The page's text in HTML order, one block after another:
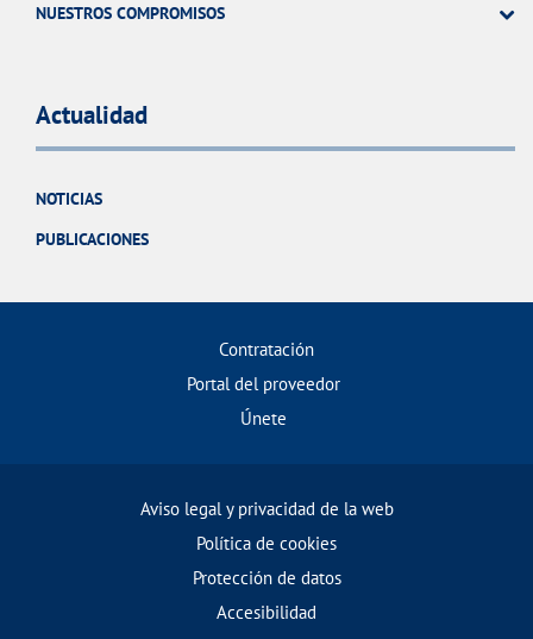
NUESTROS COMPROMISOS
Actualidad
NOTICIAS
PUBLICACIONES
Contratación
Portal del proveedor
Únete
Aviso legal y privacidad de la web
Política de cookies
Protección de datos
Accesibilidad